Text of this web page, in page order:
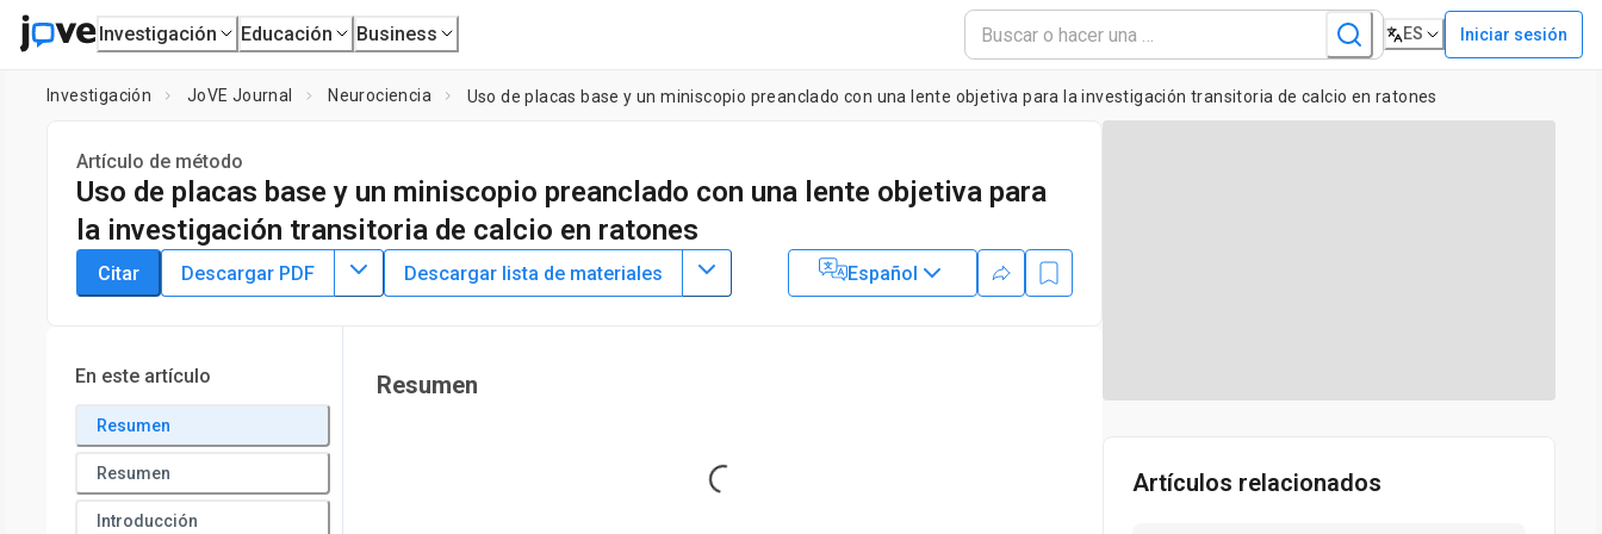
Investigación Educación Business ES Iniciar sesión
Investigación JoVE Journal Neurociencia Uso de placas base y un miniscopio preanclado con una lente objetiva para la investigación transitoria de calcio en ratones
Artículo de método
Uso de placas base y un miniscopio preanclado con una lente objetiva para
la investigación transitoria de calcio en ratones
DOI: 10.3791/62611 ⸱ 5 de junio de 2021
Yi-Tse Hsiao1,Angela Yu-Chi Wang1,Ting-Yen Lee1,Ching-Yuan Chang1
Citar Descargar PDF Descargar lista de materiales Español
En este artículo
Resumen
Resumen
Introducción
Resumen
Loading... Artículos relacionados